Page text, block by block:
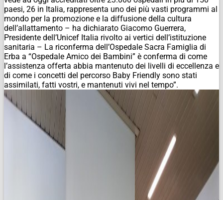
paesi, 26 in Italia, rappresenta uno dei più vasti programmi al
mondo per la promozione e la diffusione della cultura
dell’allattamento – ha dichiarato Giacomo Guerrera,
Presidente dell’Unicef Italia rivolto ai vertici dell’istituzione
sanitaria – La riconferma dell’Ospedale Sacra Famiglia di
Erba a “Ospedale Amico dei Bambini” è conferma di come
l’assistenza offerta abbia mantenuto dei livelli di eccellenza e
di come i concetti del percorso Baby Friendly sono stati
assimilati, fatti vostri, e mantenuti vivi nel tempo”.